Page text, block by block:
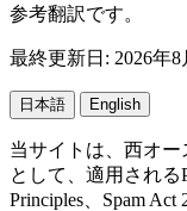
参考翻訳です。
最終更新日: 2026年8
日本語 English
当サイトは、西オ
として、適用される
Principles、Spam